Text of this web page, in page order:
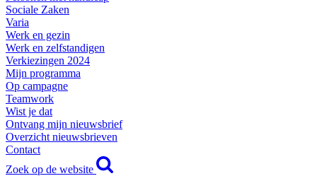
Sociale Zaken
Varia
Werk en gezin
Werk en zelfstandigen
Verkiezingen 2024
Mijn programma
Op campagne
Teamwork
Wist je dat
Ontvang mijn nieuwsbrief
Overzicht nieuwsbrieven
Contact
Zoek op de website